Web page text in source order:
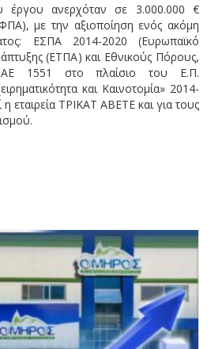
έργου ανερχόταν σε 3.000.000 €
με την αξιοποίηση ενός ακόμη
ΕΣΠΑ 2014-2020 (Ευρωπαϊκό
(ΕΤΠΑ) και Εθνικούς Πόρους,
1551 στο πλαίσιο του Ε.Π.
και Καινοτομία» 2014-
εταιρεία ΤΡΙΚΑΤ ΑΒΕΤΕ και για τους